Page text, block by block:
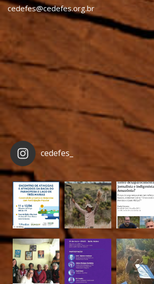
cedefes@cedefes.org.br
cedefes_